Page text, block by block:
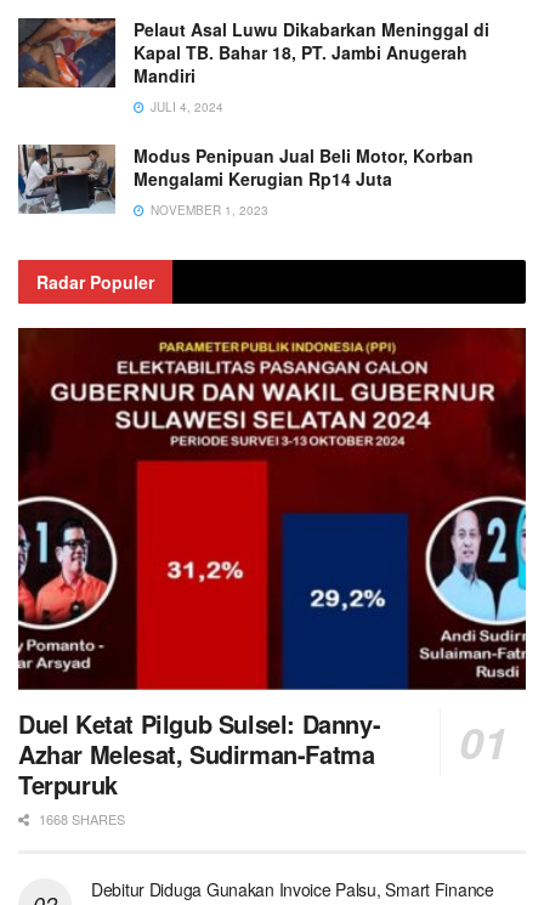
Pelaut Asal Luwu Dikabarkan Meninggal di
Kapal TB. Bahar 18, PT. Jambi Anugerah
Mandiri
JULI 4, 2024
Modus Penipuan Jual Beli Motor, Korban
Mengalami Kerugian Rp14 Juta
NOVEMBER 1, 2023
Radar Populer
Duel Ketat Pilgub Sulsel: Danny-
Azhar Melesat, Sudirman-Fatma
Terpuruk
1668 SHARES
Debitur Diduga Gunakan Invoice Palsu, Smart Finance